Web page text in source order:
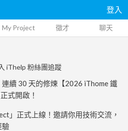
登入
My Project 徵才 聊天
iThelp 粉絲團追蹤
續 30 天的修煉【2026 iThome 鐵
式開啟！
」正式上線！邀請你用技術交流，
驗